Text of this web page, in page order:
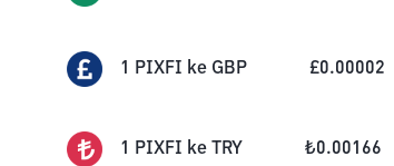
1 PIXFI ke GBP £0.00002
1 PIXFI ke TRY ₺0.00166